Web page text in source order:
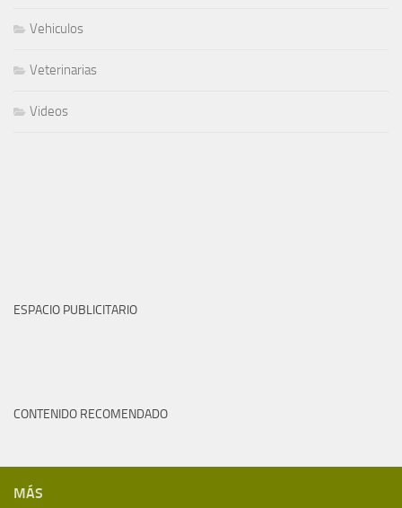
Vehiculos
Veterinarias
Videos
ESPACIO PUBLICITARIO
CONTENIDO RECOMENDADO
MÁS